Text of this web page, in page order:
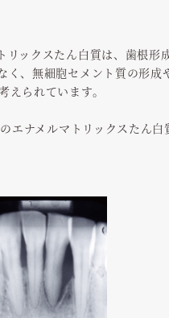
ックスたん白質は、歯根形
、無細胞セメント質の形
られています。
ナメルマトリックスたん